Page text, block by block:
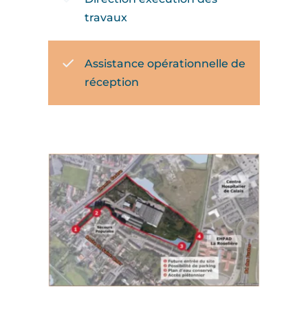
travaux
Assistance opérationnelle de
réception